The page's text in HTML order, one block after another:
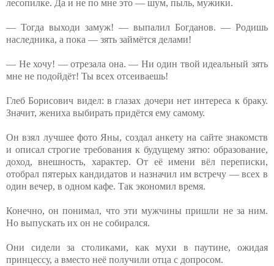
лесопилке. Да и не по мне это — шум, пыль, мужики.
— Тогда выходи замуж! — выпалил Богданов. — Родишь
наследника, а пока — зять займётся делами!
— Не хочу! — отрезала она. — Ни один твой идеальный зять
мне не подойдёт! Ты всех отсеиваешь!
Глеб Борисович видел: в глазах дочери нет интереса к браку.
Значит, жениха выбирать придётся ему самому.
Он взял лучшее фото Яны, создал анкету на сайте знакомств
и описал строгие требования к будущему зятю: образование,
доход, внешность, характер. От её имени вёл переписки,
отобрал пятерых кандидатов и назначил им встречу — всех в
один вечер, в одном кафе. Так экономил время.
Конечно, он понимал, что эти мужчины пришли не за ним.
Но выпускать их он не собирался.
Они сидели за столиками, как мухи в паутине, ожидая
принцессу, а вместо неё получили отца с допросом.